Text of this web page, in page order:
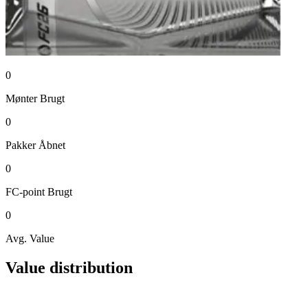
0
Mønter Brugt
0
Pakker Åbnet
0
FC-point Brugt
0
Avg. Value
Value distribution